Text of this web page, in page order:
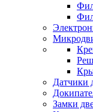
Датчики
Замки